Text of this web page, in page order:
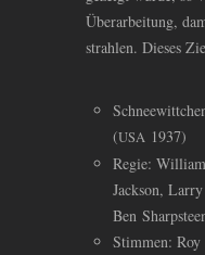
Überarbeitung,
strahlen. Dieses
(USA 1937)
Regie:
Jackson,
Ben
Stimmen: